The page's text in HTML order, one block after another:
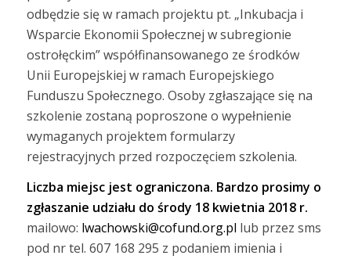
odbędzie się w ramach projektu pt. „Inkubacja i
Wsparcie Ekonomii Społecznej w subregionie
ostrołęckim” współfinansowanego ze środków
Unii Europejskiej w ramach Europejskiego
Funduszu Społecznego. Osoby zgłaszające się na
szkolenie zostaną poproszone o wypełnienie
wymaganych projektem formularzy
rejestracyjnych przed rozpoczęciem szkolenia.
Liczba miejsc jest ograniczona. Bardzo prosimy o
zgłaszanie udziału do środy 18 kwietnia 2018 r.
mailowo: lwachowski@cofund.org.pl lub przez sms
pod nr tel. 607 168 295 z podaniem imienia i